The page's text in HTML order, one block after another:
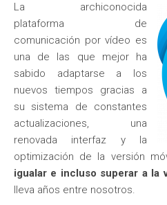
La archiconocida
plataforma de
comunicación por vídeo es
una de las que mejor ha
sabido adaptarse a los
nuevos tiempos gracias a
su sistema de constantes
actualizaciones, una
renovada interfaz y la
optimización de la versión
igualar e incluso superar a la
lleva años entre nosotros.